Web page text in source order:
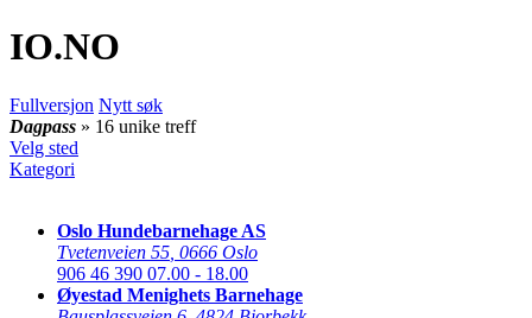
IO.NO
Fullversjon Nytt søk
Dagpass » 16 unike treff
Velg sted
Kategori
Oslo Hundebarnehage AS
Tvetenveien 55 0666 Oslo
906 46 390 07.00 - 18.00
Øyestad Menighets Barnehage